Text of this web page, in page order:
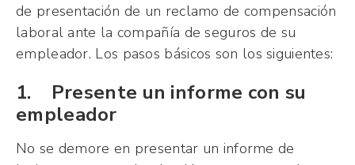
de presentación de un reclamo de compensación
laboral ante la compañía de seguros de su
empleador. Los pasos básicos son los siguientes:
1. Presente un informe con su
empleador
No se demore en presentar un informe de